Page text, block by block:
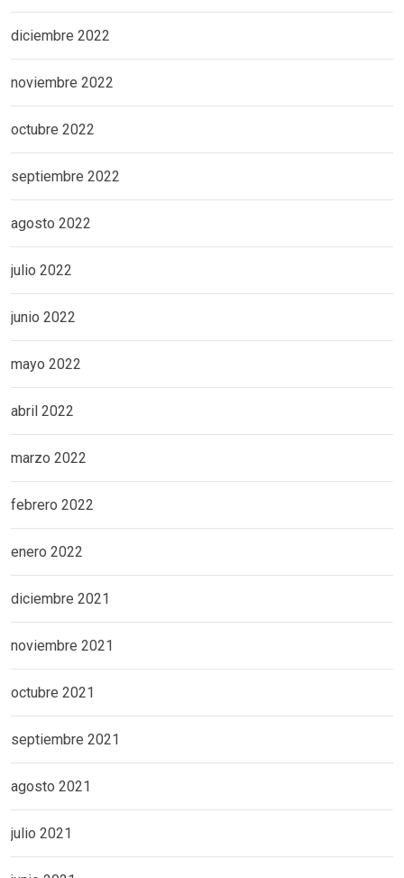
diciembre 2022
noviembre 2022
octubre 2022
septiembre 2022
agosto 2022
julio 2022
junio 2022
mayo 2022
abril 2022
marzo 2022
febrero 2022
enero 2022
diciembre 2021
noviembre 2021
octubre 2021
septiembre 2021
agosto 2021
julio 2021